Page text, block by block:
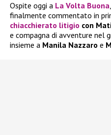
Ospite oggi a La Volta Buona,
finalmente commentato in
chiacchierato litigio con
e compagna di avventure nel
insieme a Manila Nazzaro e